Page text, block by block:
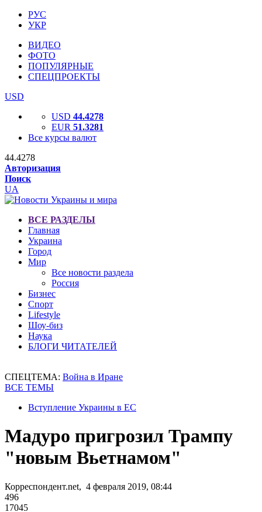
РУС
УКР
ВИДЕО
ФОТО
ПОПУЛЯРНЫЕ
СПЕЦПРОЕКТЫ
USD
USD 44.4278
EUR 51.3281
Все курсы валют
44.4278
Авторизация
Поиск
UA
ВСЕ РАЗДЕЛЫ
Главная
Украина
Город
Мир
Все новости раздела
Россия
Бизнес
Спорт
Lifestyle
Шоу-биз
Наука
БЛОГИ ЧИТАТЕЛЕЙ
СПЕЦТЕМА: Война в Иране
ВСЕ ТЕМЫ
Вступление Украины в ЕС
Мадуро пригрозил Трампу
"новым Вьетнамом"
Корреспондент.net, 4 февраля 2019, 08:44
496
17045